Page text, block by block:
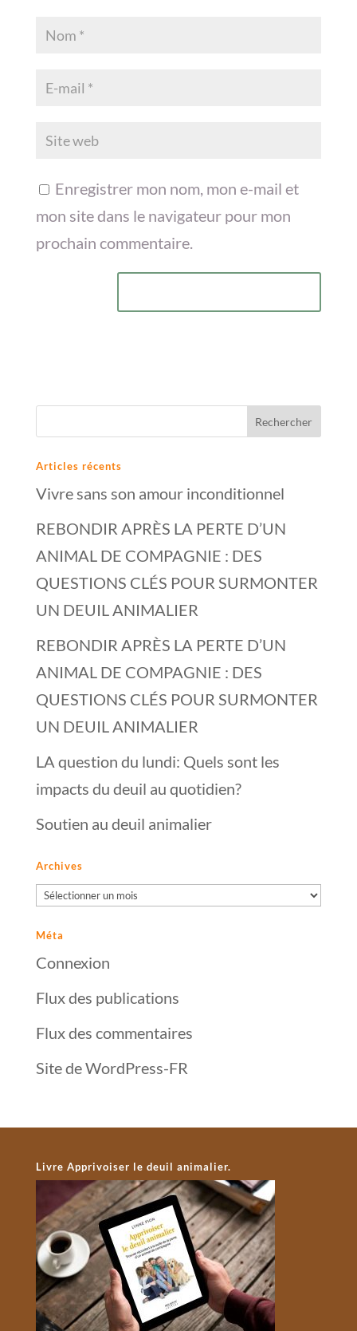
Enregistrer mon nom, mon e-mail et
mon site dans le navigateur pour mon
prochain commentaire.
Articles récents
Vivre sans son amour inconditionnel
REBONDIR APRÈS LA PERTE D’UN
ANIMAL DE COMPAGNIE : DES
QUESTIONS CLÉS POUR SURMONTER
UN DEUIL ANIMALIER
REBONDIR APRÈS LA PERTE D’UN
ANIMAL DE COMPAGNIE : DES
QUESTIONS CLÉS POUR SURMONTER
UN DEUIL ANIMALIER
LA question du lundi: Quels sont les
impacts du deuil au quotidien?
Soutien au deuil animalier
Archives
Archives
Méta
Connexion
Flux des publications
Flux des commentaires
Site de WordPress-FR
Livre Apprivoiser le deuil animalier.